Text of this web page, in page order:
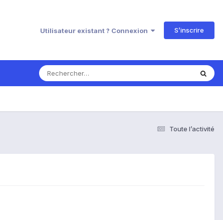
Utilisateur existant ? Connexion S’inscrire
Toute l’activité